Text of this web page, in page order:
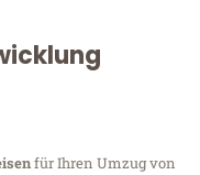
für Ihren Umzug von